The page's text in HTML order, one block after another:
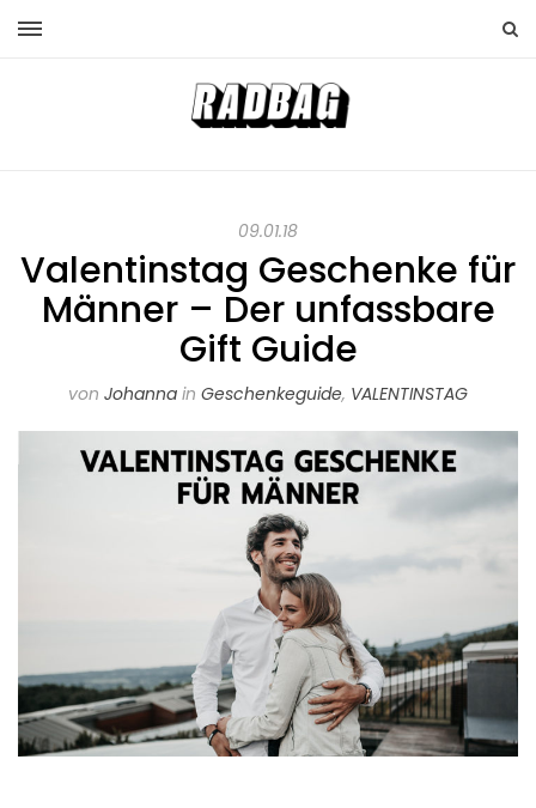
09.01.18
Valentinstag Geschenke für
Männer – Der unfassbare
Gift Guide
von Johanna in Geschenkeguide, VALENTINSTAG